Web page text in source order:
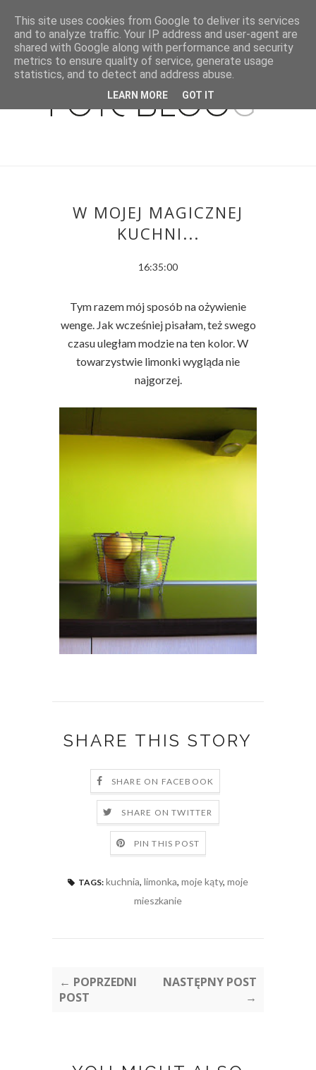
W MOJEJ MAGICZNEJ
KUCHNI...
16:35:00
Tym razem mój sposób na ożywienie
wenge. Jak wcześniej pisałam, też swego
czasu uległam modzie na ten kolor. W
towarzystwie limonki wygląda nie
najgorzej.
SHARE THIS STORY
SHARE ON FACEBOOK
SHARE ON TWITTER
PIN THIS POST
TAGS: kuchnia, limonka, moje kąty, moje
mieszkanie
← POPRZEDNI
POST
NASTĘPNY POST
→
This site uses cookies from Google to deliver its services
and to analyze traffic. Your IP address and user-agent are
shared with Google along with performance and security
metrics to ensure quality of service, generate usage
statistics, and to detect and address abuse.
LEARN MORE GOT IT